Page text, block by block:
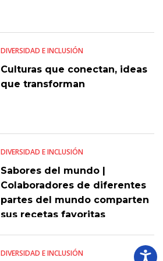
DIVERSIDAD E INCLUSIÓN
Culturas que conectan, ideas
que transforman
DIVERSIDAD E INCLUSIÓN
Sabores del mundo |
Colaboradores de diferentes
partes del mundo comparten
sus recetas favoritas
DIVERSIDAD E INCLUSIÓN